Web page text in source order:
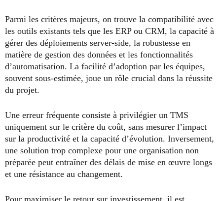
Parmi les critères majeurs, on trouve la compatibilité avec
les outils existants tels que les ERP ou CRM, la capacité à
gérer des déploiements server-side, la robustesse en
matière de gestion des données et les fonctionnalités
d’automatisation. La facilité d’adoption par les équipes,
souvent sous-estimée, joue un rôle crucial dans la réussite
du projet.
Une erreur fréquente consiste à privilégier un TMS
uniquement sur le critère du coût, sans mesurer l’impact
sur la productivité et la capacité d’évolution. Inversement,
une solution trop complexe pour une organisation non
préparée peut entraîner des délais de mise en œuvre longs
et une résistance au changement.